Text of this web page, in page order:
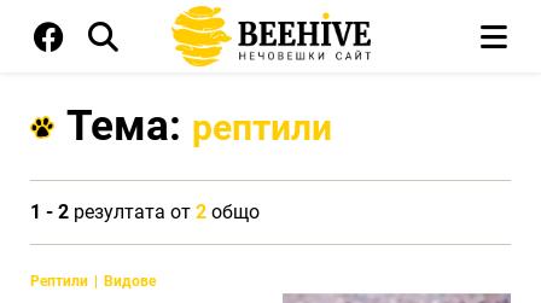
Тема: рептили
1 - 2 резултата от 2 общо
Рептили Видове